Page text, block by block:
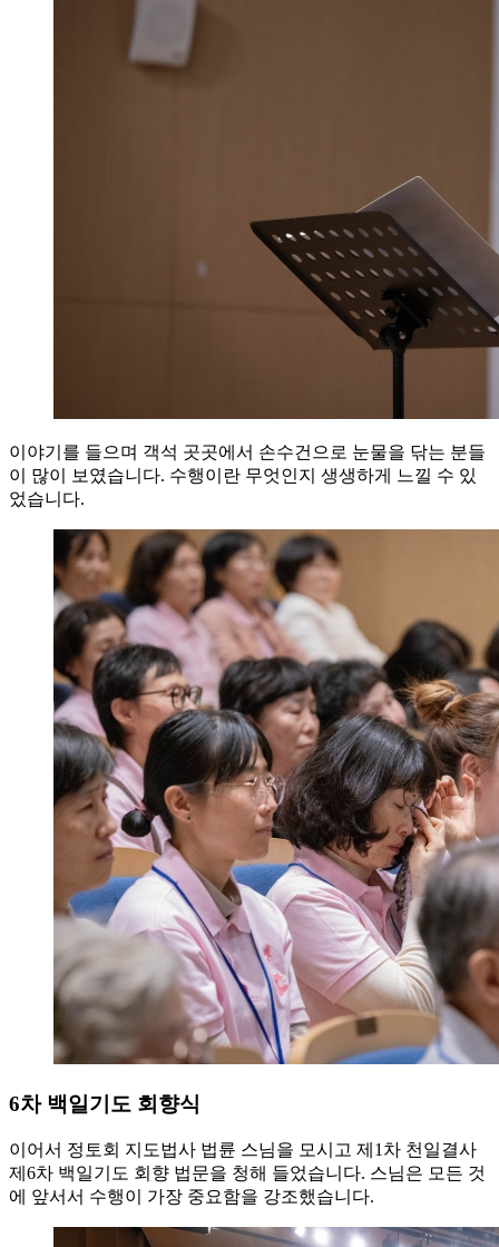
이야기를 들으며 객석 곳곳에서 손수건으로 눈물을 닦는 분들
이 많이 보였습니다. 수행이란 무엇인지 생생하게 느낄 수 있
었습니다.
6차 백일기도 회향식
이어서 정토회 지도법사 법륜 스님을 모시고 제1차 천일결사
제6차 백일기도 회향 법문을 청해 들었습니다. 스님은 모든 것
에 앞서서 수행이 가장 중요함을 강조했습니다.